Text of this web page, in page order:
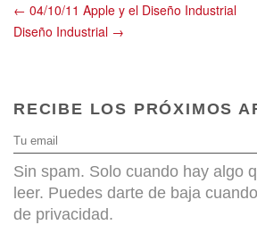
← 04/10/11 Apple y el Diseño Industrial
Diseño Industrial →
RECIBE LOS PRÓXIMOS
Sin spam. Solo cuando hay algo
leer. Puedes darte de baja
de privacidad.